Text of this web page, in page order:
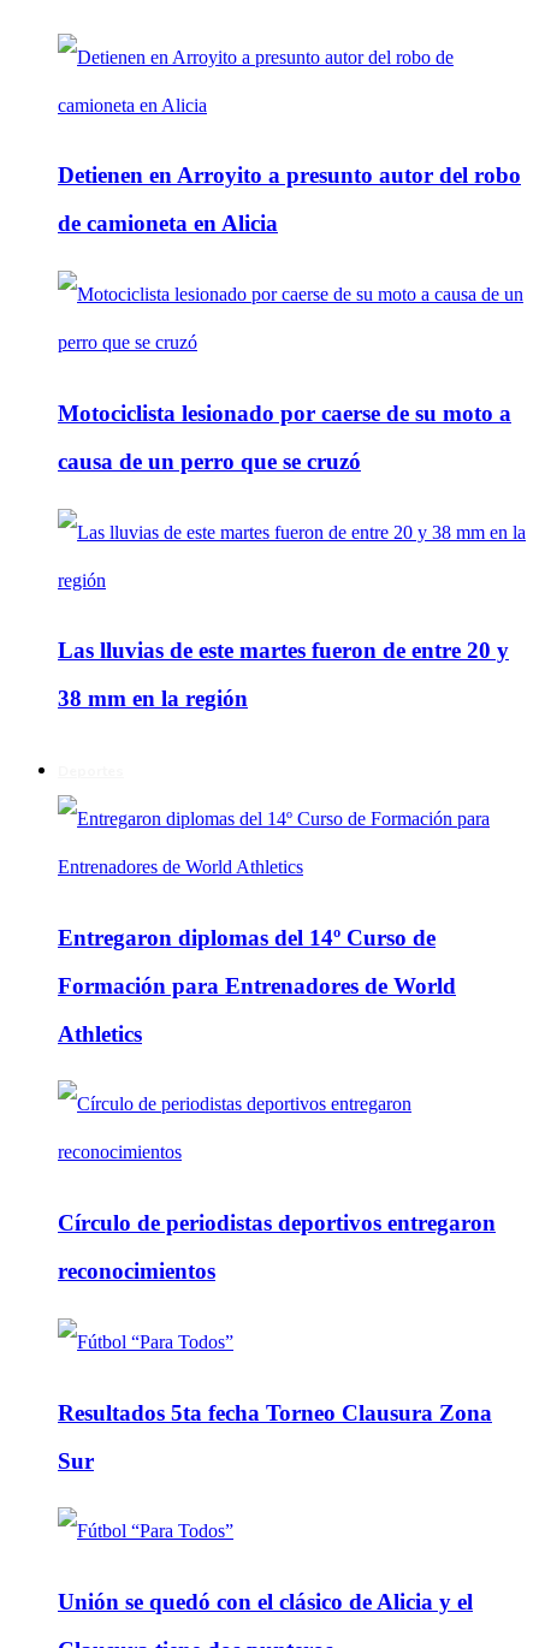
Detienen en Arroyito a presunto autor del robo
de camioneta en Alicia
Motociclista lesionado por caerse de su moto a
causa de un perro que se cruzó
Las lluvias de este martes fueron de entre 20 y
38 mm en la región
Entregaron diplomas del 14º Curso de
Formación para Entrenadores de World
Athletics
Círculo de periodistas deportivos entregaron
reconocimientos
Resultados 5ta fecha Torneo Clausura Zona
Sur
Unión se quedó con el clásico de Alicia y el